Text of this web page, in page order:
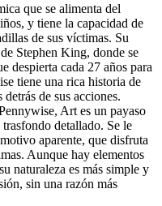
que se alimenta del
y tiene la capacidad de
de sus víctimas. Su
Stephen King, donde se
despierta cada 27 años para
tiene una rica historia de
de sus acciones.
Art es un payaso
detallado. Se le
aparente, que disfruta
Aunque hay elementos
naturaleza es más simple y
sin una razón más